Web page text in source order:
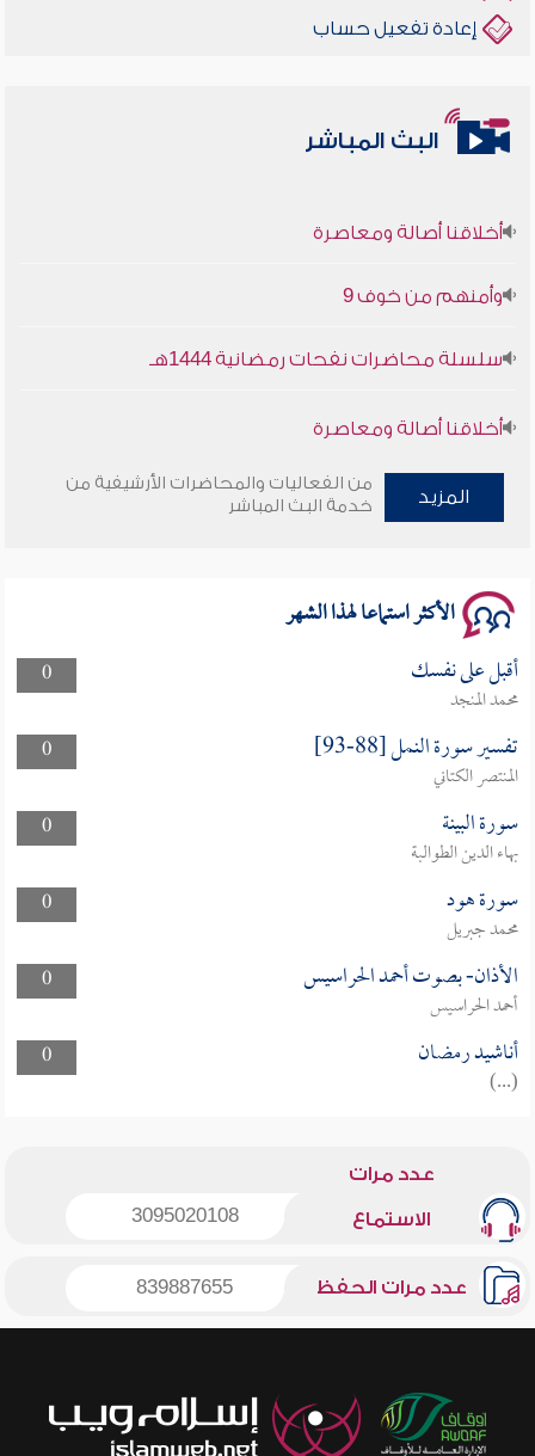
إعادة تفعيل حساب
البث المباشر
أخلاقنا أصالة ومعاصرة
وأمنهم من خوف 9
أخلاقنا أصالة ومعاصرة
وأمنهم من خوف 9
المزيد
من الفعاليات والمحاضرات الأرشيفية من
خدمة البث المباشر
الأكثر استماعا لهذا الشهر
0 أقبل على نفسك
محمد المنجد
0
تفسير سورة النمل [88-93]
المنتصر الكتاني
0
سورة البينة
بهاء الدين الطوالبة
0
سورة هود
محمد جبريل
0
الأذان- بصوت أحمد الحراسيس
أحمد الحراسيس
0
أناشيد رمضان
(...)
عدد مرات
الاستماع 3095020108
عدد مرات الحفظ 839887655